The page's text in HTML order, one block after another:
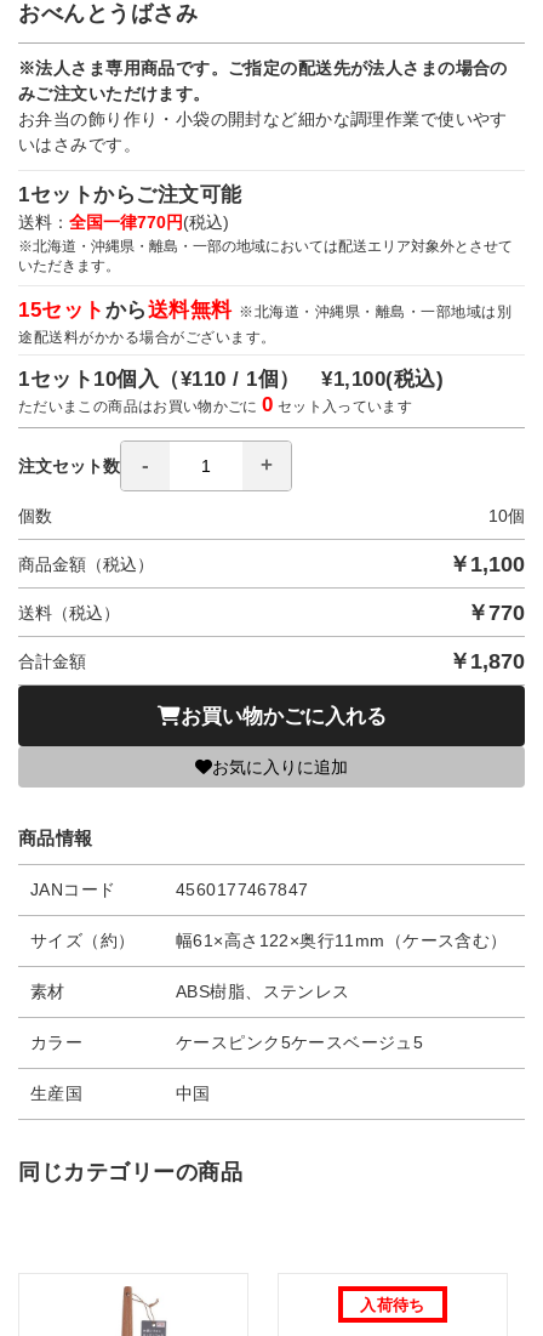
おべんとうばさみ
※法人さま専用商品です。ご指定の配送先が法人さまの場合の
みご注文いただけます。
お弁当の飾り作り・小袋の開封など細かな調理作業で使いやす
いはさみです。
1セットからご注文可能
送料： 全国一律770円(税込)
※北海道・沖縄県・離島・一部の地域においては配送エリア対象外とさせて
いただきます。
15セット から送料無料 ※北海道・沖縄県・離島・一部地域は別
途配送料がかかる場合がございます。
1セット10個入（¥110 / 1個）¥1,100(税込)
ただいまこの商品はお買い物かごに0 セット入っています
注文セット数
個数 10個
商品金額（税込） ￥ 1,100
送料（税込） ￥770
合計金額 ￥ 1,870
お買い物かごに入れる
お気に入りに追加
商品情報
JANコード 4560177467847
サイズ（約） 幅61×高さ122×奥行11mm（ケース含む）
素材 ABS樹脂、ステンレス
カラー ケースピンク5ケースベージュ5
生産国 中国
同じカテゴリーの商品